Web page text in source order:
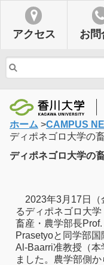
アクセス お問
ホーム >CAMPUS
ディポネゴロ大学の
ディポネゴロ大学の
2023年3月17日（
るディポネゴロ大
畜産・農学部長
Prasetyoと同学部
Al-Baarri准教授（本
ました。農学部側